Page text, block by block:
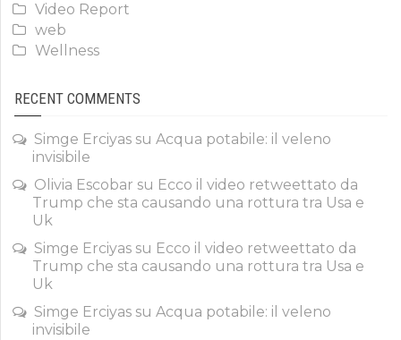
Video Report
web
Wellness
RECENT COMMENTS
Simge Erciyas su Acqua potabile: il veleno
invisibile
Olivia Escobar su Ecco il video retweettato da
Trump che sta causando una rottura tra Usa e
Uk
Simge Erciyas su Ecco il video retweettato da
Trump che sta causando una rottura tra Usa e
Uk
Simge Erciyas su Acqua potabile: il veleno
invisibile